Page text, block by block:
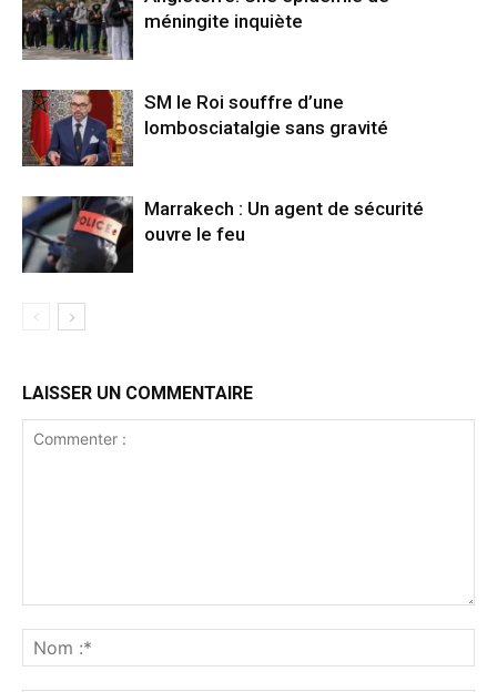
méningite inquiète
SM le Roi souffre d’une
lombosciatalgie sans gravité
Marrakech : Un agent de sécurité
ouvre le feu
LAISSER UN COMMENTAIRE